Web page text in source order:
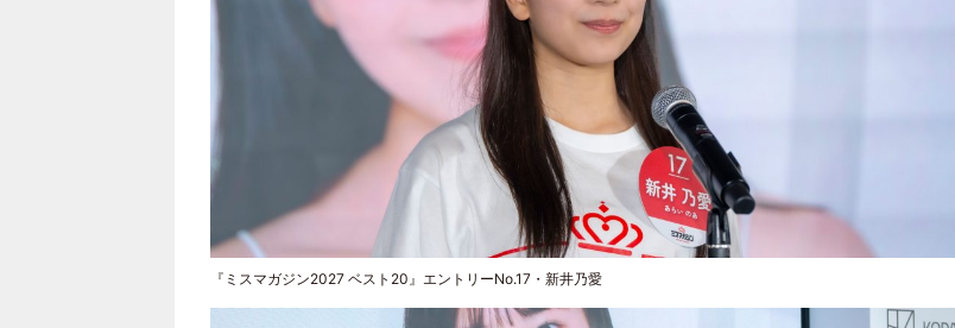
『ミスマガジン2027 ベスト20』エントリーNo.17・新井乃愛